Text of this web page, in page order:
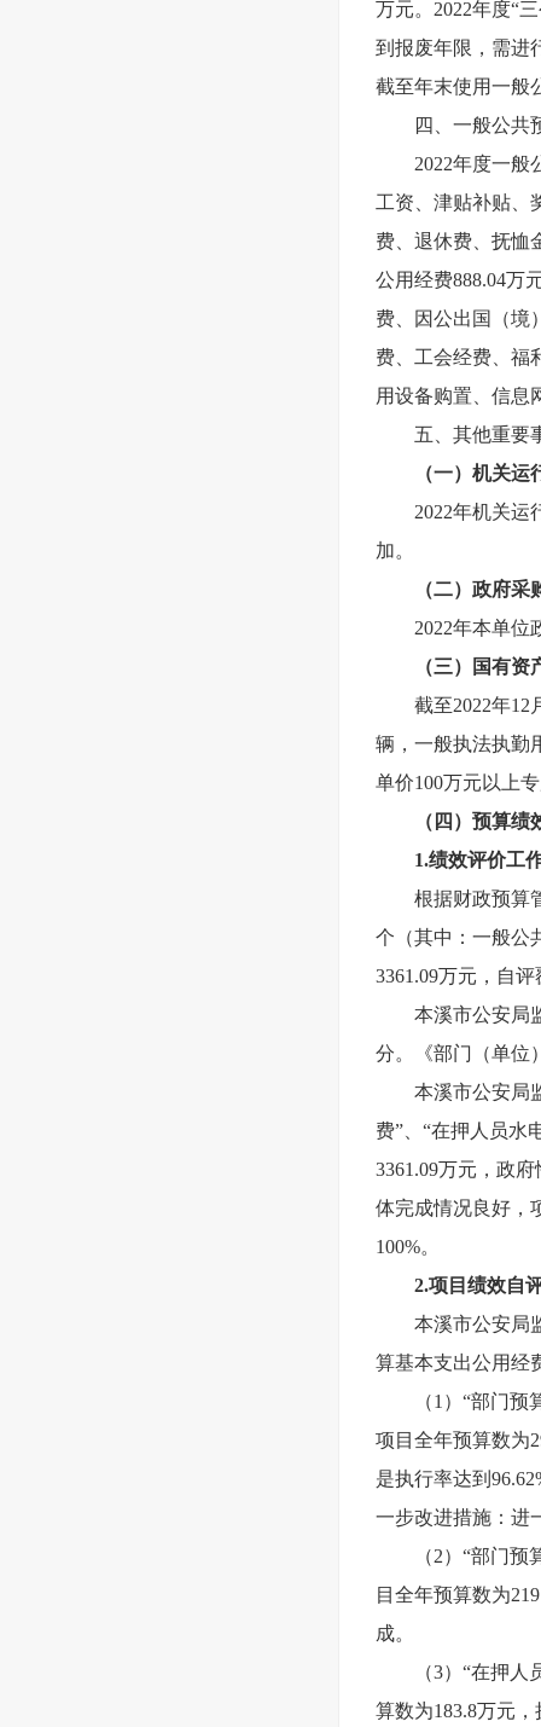
万元。2022年度“
到报废年限，需进
截至年末使用一般
四、一般公共
2022年度一般
工资、津贴补贴、
费、退休费、抚恤
公用经费888.04万
费、因公出国（境
费、工会经费、福
用设备购置、信息
五、其他重要
（一）机关
2022年机关运
加。
（二）政府采
2022年本单位
（三）国有资
截至2022年12
辆，一般执法执勤
单价100万元以上
（四）预算
1.绩效评价工
根据财政预算
个 （其中：一般
3361.09万元，自
本溪市公安局
分。《部门（单位
本溪市公安局
费”、 “在押人员水
3361.09万元，政
体完成情况良好，
100%。
2.项目绩效自
本溪市公安局
算基本支出公用经
（1）“部门
项目全年预算数为
是执行率达到
一步改进措施：进
（2）“部门
目全年预算数为
成。
（3）“在押
算数为183.8万元